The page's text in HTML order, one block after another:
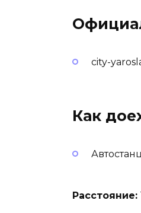
city-
Как
Расстояние: